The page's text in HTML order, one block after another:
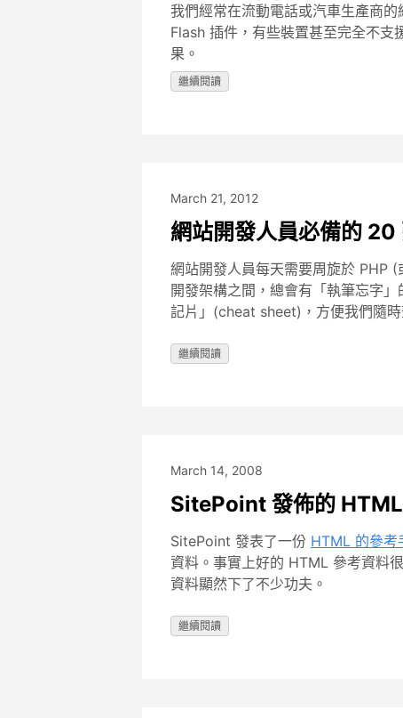
我們經常在流動電話或汽車生產商
Flash 插件，有些裝置甚至完全不
果。
繼續閱讀
March 21, 2012
網站開發人員必備的
網站開發人員每天需要周旋於 PHP
開發架構之間，總會有「執筆忘字
記片」(cheat sheet)，方便我們隨
繼續閱讀
March 14, 2008
SitePoint 發佈的
SitePoint 發表了一份 HTML 的參考
資料。事實上好的 HTML 參考資料
資料顯然下了不少功夫。
繼續閱讀